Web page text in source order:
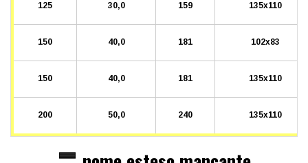
125 30,0 159 135x110
150 40,0 181 102x83
150 40,0 181 135x110
200 50,0 240 135x110